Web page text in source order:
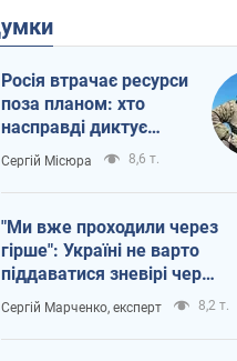
Думки
Росія втрачає ресурси
поза планом: хто
насправді диктує
темп війни
Сергій Місюра 8,6 т.
"Ми вже проходили через
гірше": Україні не варто
піддаватися зневірі через
ракетний терор
Сергій Марченко, експерт 8,2 т.